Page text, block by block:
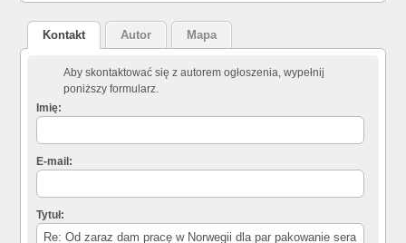
Kontakt Autor Mapa
Aby skontaktować się z autorem ogłoszenia, wypełnij
poniższy formularz.
Imię:
E-mail:
Tytuł: